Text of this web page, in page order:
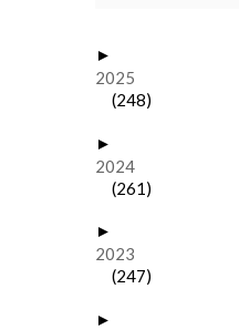
►
2025
(248)
►
2024
(261)
►
2023
(247)
►